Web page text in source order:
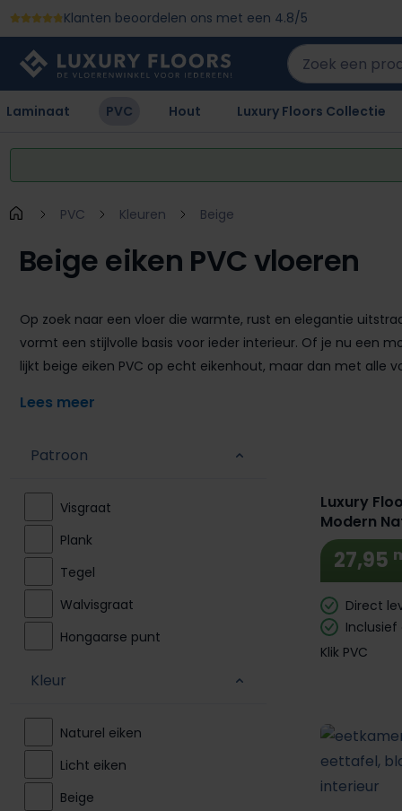
naar de hoofdinhoud
Ga naar de zoekopdracht
Ga naar de hoofdnavigatie
Klanten beoordelen ons met een 4.8/5
Laminaat PVC Hout Luxury Floors Collectie
PVC Kleuren Beige
Beige eiken PVC vloeren
Op zoek naar een vloer die warmte, rust en elegantie
vormt een stijlvolle basis voor ieder interieur. Of je nu een
lijkt beige eiken PVC op echt eikenhout, maar dan met alle
Patroon
Visgraat
Plank
Tegel
Walvisgraat
Hongaarse punt
Kleur
Naturel eiken
Licht eiken
Beige
Luxury
Modern
27,95
Direct
Inclusief
Klik PVC